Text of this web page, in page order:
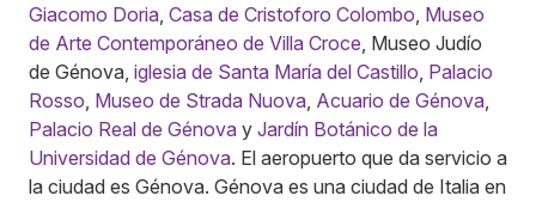
Giacomo Doria Casa de Cristoforo Colombo Museo
de Arte Contemporáneo de Villa Croce , Museo Judío
de Génova, iglesia de Santa María del Castillo Palacio
Rosso Museo de Strada Nuova Acuario de Génova
Palacio Real de Génova y Jardín Botánico de la
Universidad de Génova. El aeropuerto que da servicio a
la ciudad es Génova. Génova es una ciudad de Italia en